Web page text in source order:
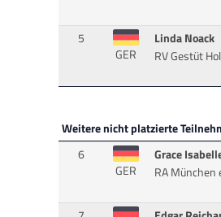
5
GER
Linda Noack
RV Gestüt
Weitere nicht platzierte
6
GER
Grace
RA München